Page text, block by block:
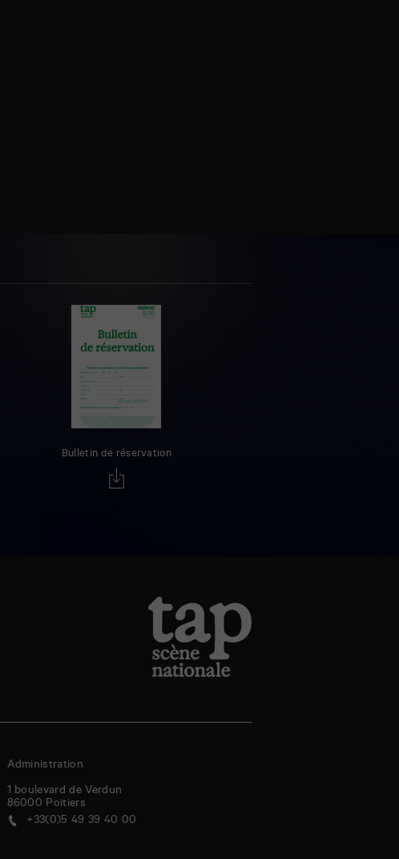
Bulletin de réservation
Administration
1 boulevard de Verdun
86000 Poitiers
+33(0)5 49 39 40 00